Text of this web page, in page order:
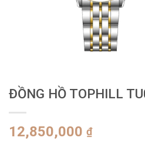
ĐỒNG HỒ TOPHILL
12,850,000 ₫